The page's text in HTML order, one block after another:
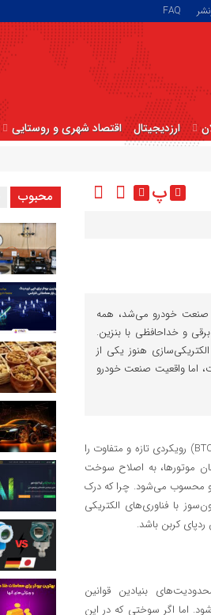
FAQ
ارزدیجیتال اقتصاد شهری و روستایی
پ
خودرو می‌شد، همه
و خداحافظی با بنزین.
هنوز یکی از
اما واقعیت صنعت خودرو
به گزارش اکوایران و به نقل از کارمگزین در سال ۲۰۲۵، مسابقات بریتانیایی تورینگ‌کار (BTCC) رویکردی تازه و متفاوت را
موتورها، به اصلاح سوخت
محسوب می‌شود. چرا که درک
با فناوری‌های الکتریکی
کربن باشد.
بنیادین قوانین
اما اگر سوختی که در این
محبوب